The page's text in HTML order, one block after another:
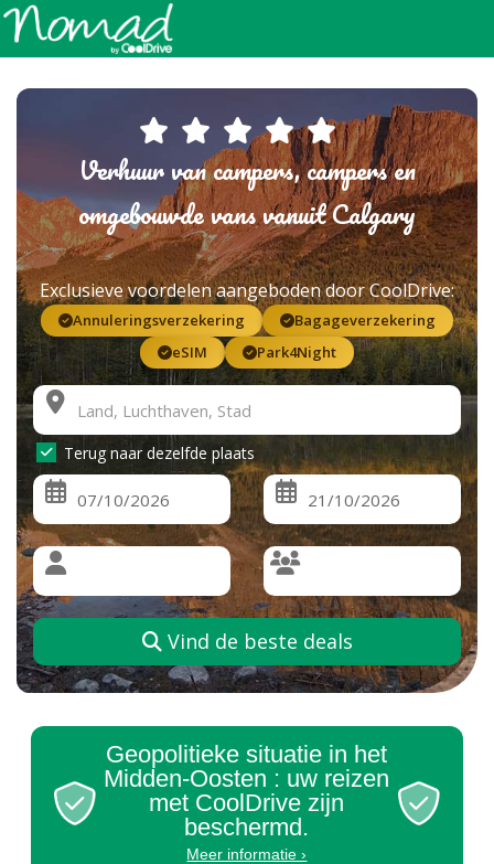
Verhuur van campers, campers en
omgebouwde vans vanuit Calgary
Exclusieve voordelen aangeboden door CoolDrive:
Annuleringsverzekering
Bagageverzekering
eSIM
Park4Night
Terug naar dezelfde plaats
Vind de beste deals
Geopolitieke situatie in het
Midden-Oosten : uw reizen
met CoolDrive zijn
beschermd.
Meer informatie ›